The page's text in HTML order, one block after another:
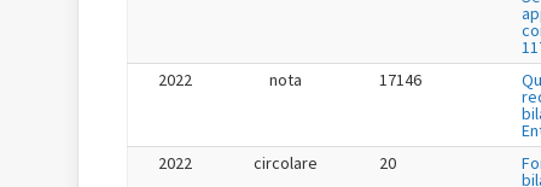
2022
nota 17146
2022
circolare 20